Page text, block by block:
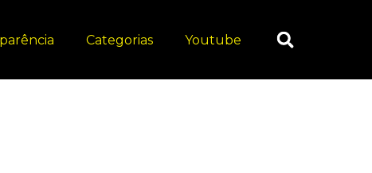
Categorias Youtube